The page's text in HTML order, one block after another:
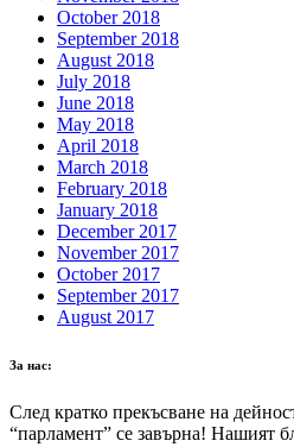
October 2018
September 2018
August 2018
July 2018
June 2018
May 2018
April 2018
March 2018
February 2018
January 2018
December 2017
November 2017
October 2017
September 2017
August 2017
За нас:
След кратко прекъсване на
“парламент” се завърна! Нашият